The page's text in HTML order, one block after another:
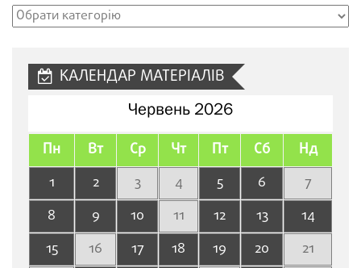
Рубрики
КАЛЕНДАР МАТЕРІАЛІВ
Червень 2026
Пн Вт Ср Чт Пт Сб Нд
1 2 3 4 5 6
7
8
9 10 11 12 13
14
15
16 17 18 19 20
21